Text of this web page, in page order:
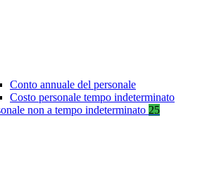
Conto annuale del personale
Costo personale tempo indeterminato
non a tempo indeterminato 25